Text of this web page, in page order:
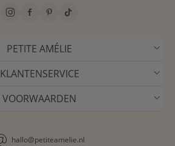
PETITE AMÉLIE
KLANTENSERVICE
VOORWAARDEN
hallo@petiteamelie.nl